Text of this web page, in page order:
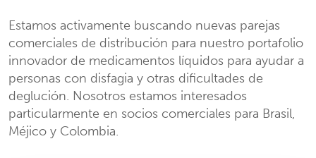
Estamos activamente buscando nuevas parejas
comerciales de distribución para nuestro portafolio
innovador de medicamentos líquidos para ayudar a
personas con disfagia y otras dificultades de
deglución. Nosotros estamos interesados
particularmente en socios comerciales para Brasil,
Méjico y Colombia.